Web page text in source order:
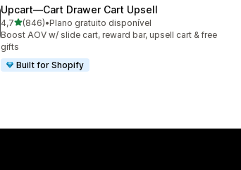
Upcart—Cart Drawer Cart Upsell
4,7de 5 estrelas
(846)
846 total de avaliações
•Plano gratuito disponível
Boost AOV w/ slide cart, reward bar, upsell cart & free
gifts
Built for Shopify